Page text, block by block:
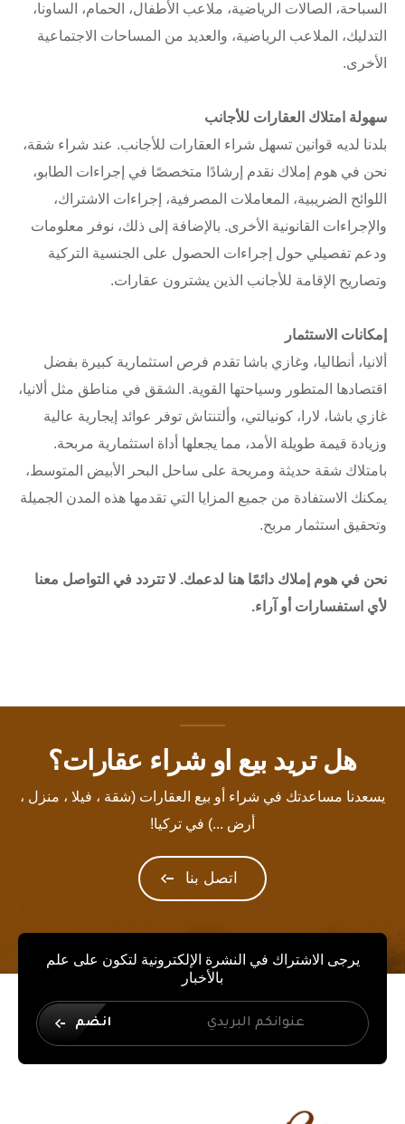
السباحة، الصالات الرياضية، ملاعب الأطفال، الحمام، الساونا،
التدليك، الملاعب الرياضية، والعديد من المساحات الاجتماعية
الأخرى.
سهولة امتلاك العقارات للأجانب
بلدنا لديه قوانين تسهل شراء العقارات للأجانب. عند شراء شقة،
نحن في هوم إملاك نقدم إرشادًا متخصصًا في إجراءات الطابو،
اللوائح الضريبية، المعاملات المصرفية، إجراءات الاشتراك،
والإجراءات القانونية الأخرى. بالإضافة إلى ذلك، نوفر معلومات
ودعم تفصيلي حول إجراءات الحصول على الجنسية التركية
وتصاريح الإقامة للأجانب الذين يشترون عقارات.
إمكانات الاستثمار
ألانيا، أنطاليا، وغازي باشا تقدم فرص استثمارية كبيرة بفضل
اقتصادها المتطور وسياحتها القوية. الشقق في مناطق مثل ألانيا،
غازي باشا، لارا، كونيالتي، وألتنتاش توفر عوائد إيجارية عالية
وزيادة قيمة طويلة الأمد، مما يجعلها أداة استثمارية مربحة.
بامتلاك شقة حديثة ومريحة على ساحل البحر الأبيض المتوسط،
يمكنك الاستفادة من جميع المزايا التي تقدمها هذه المدن الجميلة
وتحقيق استثمار مربح.
نحن في هوم إملاك دائمًا هنا لدعمك. لا تتردد في التواصل معنا
لأي استفسارات أو آراء.
هل تريد بيع او شراء عقارات؟
يسعدنا مساعدتك في شراء أو بيع العقارات (شقة ، فيلا ، منزل ،
أرض ...) في تركيا!
اتصل بنا
يرجى الاشتراك في النشرة الإلكترونية لتكون على علم
بالأخبار
انضم